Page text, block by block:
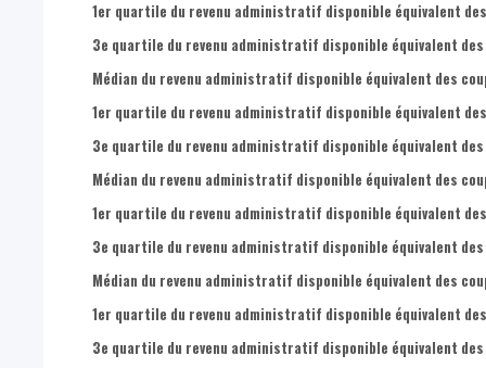
1er quartile du revenu administratif disponible équivalent des
3e quartile du revenu administratif disponible équivalent des
Médian du revenu administratif disponible équivalent des
1er quartile du revenu administratif disponible équivalent
3e quartile du revenu administratif disponible équivalent des
Médian du revenu administratif disponible équivalent des
1er quartile du revenu administratif disponible équivalent
3e quartile du revenu administratif disponible équivalent des
Médian du revenu administratif disponible équivalent des
1er quartile du revenu administratif disponible équivalent
3e quartile du revenu administratif disponible équivalent des